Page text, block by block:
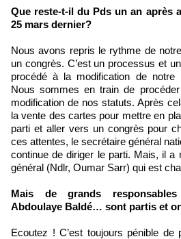
Que reste-t-il du Pds un an après avoir perdu le pouvoir le
25 mars dernier?
Nous avons repris le rythme de
un congrès. C’est un processus et
procédé à la modification de notre
Nous sommes en train de
modification de nos statuts. Après
la vente des cartes pour mettre en
parti et aller vers un congrès pour
ces attentes, le secrétaire général
continue de diriger le parti. Mais, il a
général (Ndlr, Oumar Sarr) qui est
Mais de grands
Abdoulaye Baldé… sont partis et
Ecoutez ! C’est toujours pénible